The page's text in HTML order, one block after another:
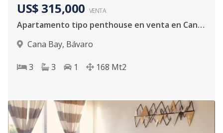
US$ 315,000 VENTA
Apartamento tipo penthouse en venta en Cana Bay, Bavaro Punta Cana
Cana Bay, Bávaro
3 3 1 168 Mt2